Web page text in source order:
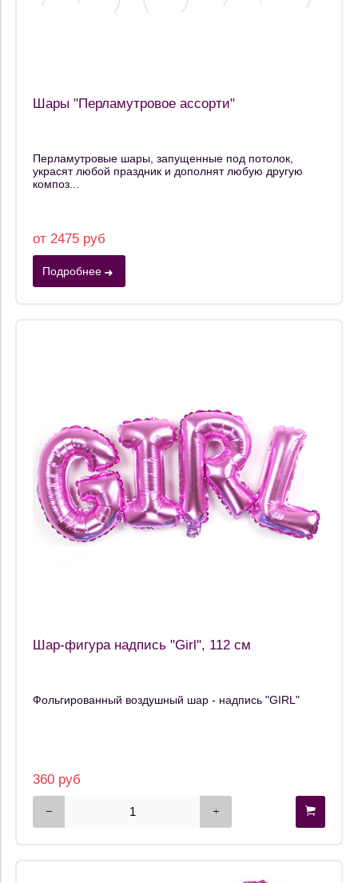
Шары "Перламутровое ассорти"
Перламутровые шары, запущенные под потолок,
украсят любой праздник и дополнят любую другую
композ...
от 2475 руб
Подробнее
Шар-фигура надпись "Girl", 112 см
Фольгированный воздушный шар - надпись "GIRL"
360 руб